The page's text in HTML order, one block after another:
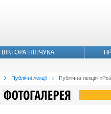
Публічні лекції Публічна лекція